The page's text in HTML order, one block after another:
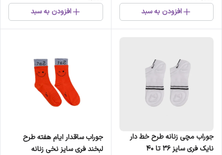
افزودن به سبد افزودن به سبد
جوراب مچی زنانه طرح خط دار
نایک فری سایز 36 تا 40
جوراب ساقدار ایام هفته طرح
لبخند فری سایز نخی زنانه